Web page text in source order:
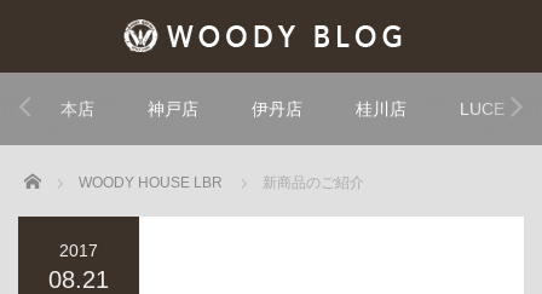
本店 神戸店 伊丹店 桂川店 LUCE
Home WOODY HOUSE LBR 新商品のご紹介
2017
08.21